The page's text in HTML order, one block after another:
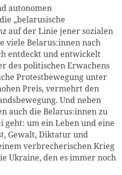
autonomen
„belarusische
auf der Linie jener sozialen
viele Belarus:innen nach
entdeckt und entwickelt
des politischen Erwachens
Protestbewegung unter
Preis, vermehrt den
Und neben
auch die Belarus:innen zu
geht: um ein Leben und eine
Gewalt, Diktatur und
verbrecherischen Krieg
Ukraine, den es immer noch